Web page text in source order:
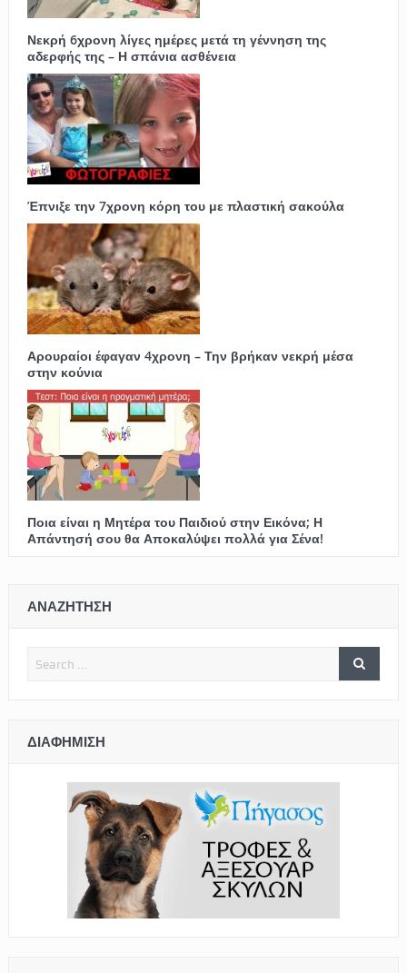
Νεκρή 6χρονη λίγες ημέρες μετά τη γέννηση της
αδερφής της – Η σπάνια ασθένεια
Έπνιξε την 7χρονη κόρη του με πλαστική σακούλα
Αρουραίοι έφαγαν 4χρονη – Την βρήκαν νεκρή μέσα
στην κούνια
Ποια είναι η Μητέρα του Παιδιού στην Εικόνα; Η
Απάντησή σου θα Αποκαλύψει πολλά για Σένα!
ΑΝΑΖΗΤΗΣΗ
ΔΙΑΦΉΜΙΣΗ